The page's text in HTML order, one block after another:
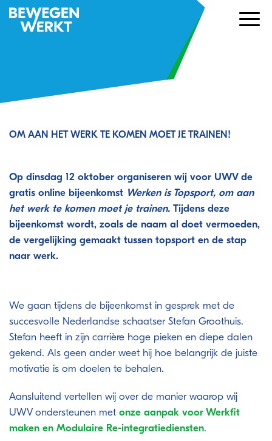
OM AAN HET WERK TE KOMEN MOET JE TRAINEN!
Op dinsdag 12 oktober organiseren wij voor UWV de
gratis online bijeenkomst Werken is Topsport, om aan
het werk te komen moet je trainen. Tijdens deze
bijeenkomst wordt, zoals de naam al doet vermoeden,
de vergelijking gemaakt tussen topsport en de stap
naar werk.
We gaan tijdens de bijeenkomst in gesprek met de
succesvolle Nederlandse schaatser Stefan Groothuis.
Stefan heeft in zijn carrière hoge pieken en diepe dalen
gekend. Als geen ander weet hij hoe belangrijk de juiste
motivatie is om doelen te behalen.
Aansluitend vertellen wij over de manier waarop wij
UWV ondersteunen met onze aanpak voor Werkfit
maken en Modulaire Re-integratiediensten.